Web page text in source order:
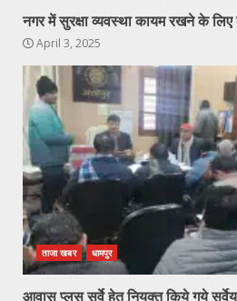
नगर में सुरक्षा व्यवस्था कायम रखने के लिए
April 3, 2025
ताजा खबर धामपुर
आवास प्लस सर्वे हेतु नियुक्त किये गये